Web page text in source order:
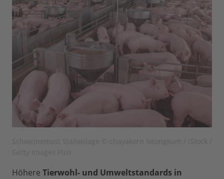
Höhere Tierwohl- und Umweltstandards in